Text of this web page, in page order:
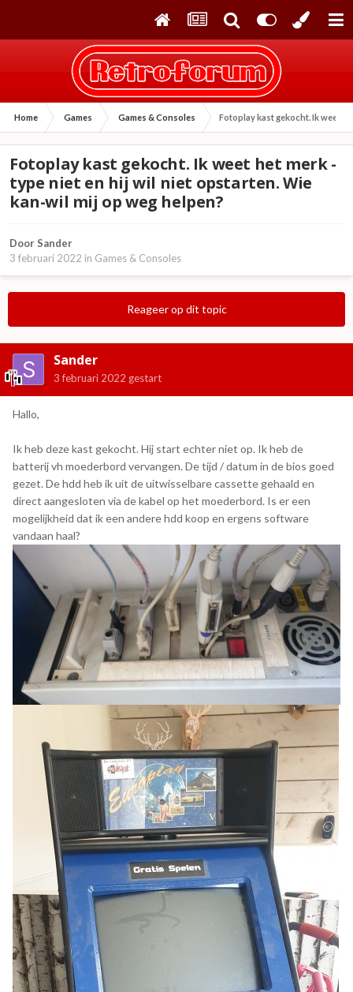
Home Games Games & Consoles Fotoplay kast gekocht. Ik weet
Fotoplay kast gekocht. Ik weet het merk -
type niet en hij wil niet opstarten. Wie
kan-wil mij op weg helpen?
DoorSander
3 februari 2022 in Games & Consoles
Reageer op dit topic
Sander
3 februari 2022 gestart
Hallo,
Ik heb deze kast gekocht. Hij start echter niet op. Ik heb de
batterij vh moederbord vervangen. De tijd / datum in de bios goed
gezet. De hdd heb ik uit de uitwisselbare cassette gehaald en
direct aangesloten via de kabel op het moederbord. Is er een
mogelijkheid dat ik een andere hdd koop en ergens software
vandaan haal?